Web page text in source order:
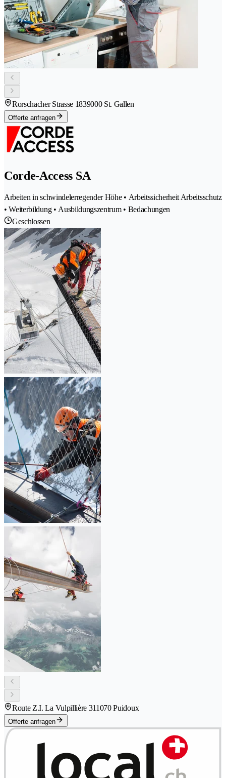
Rorschacher Strasse 1839000 St. Gallen
Offerte anfragen
Corde-Access SA
Arbeiten in schwindelerregender Höhe • Arbeitssicherheit Arbeitsschutz
• Weiterbildung • Ausbildungszentrum • Bedachungen
Geschlossen
Route Z.I. La Vulpillière 311070 Puidoux
Offerte anfragen